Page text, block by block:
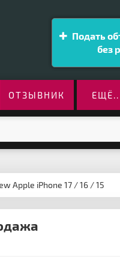
Подать
без
ОТЗЫВНИК
Apple iPhone 17 / 16 / 15